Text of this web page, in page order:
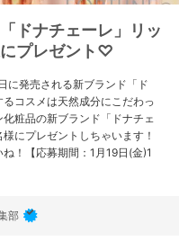
ドナチェーレ」リッ
プレゼント♡
に発売される新ブランド「ド
コスメは天然成分にこだわっ
粧品の新ブランド「ドナチェ
にプレゼントしちゃいます！
！【応募期間：1月19日(金)1
部